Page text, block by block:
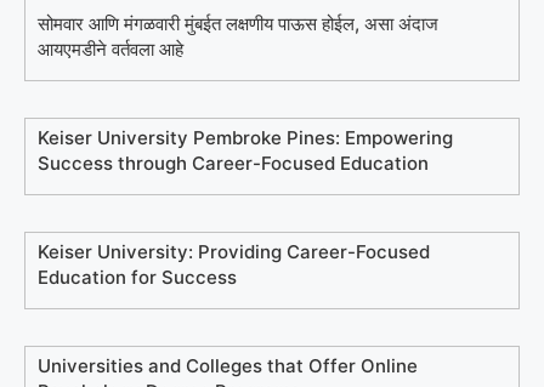
सोमवार आणि मंगळवारी मुंबईत लक्षणीय पाऊस होईल, असा अंदाज
आयएमडीने वर्तवला आहे
Keiser University Pembroke Pines: Empowering
Success through Career-Focused Education
Keiser University: Providing Career-Focused
Education for Success
Universities and Colleges that Offer Online